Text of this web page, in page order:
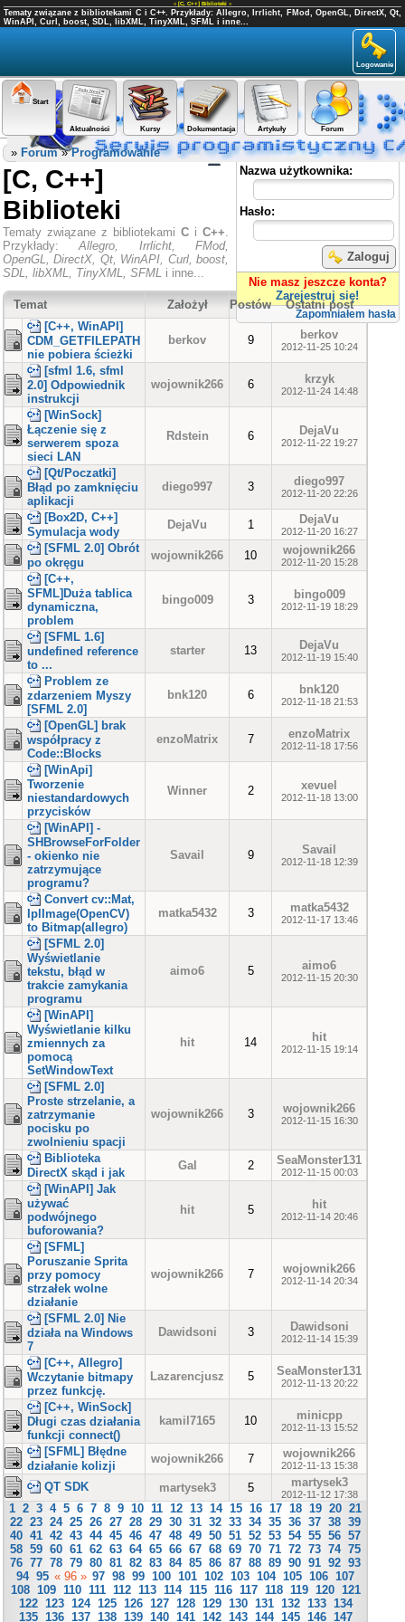
« [C, C++] Biblioteki »
Tematy związane z bibliotekami C i C++. Przykłady: Allegro, Irrlicht, FMod, OpenGL, DirectX, Qt,
WinAPI, Curl, boost, SDL, libXML, TinyXML, SFML i inne...
Logowanie
Start
Aktualności Kursy Dokumentacja Artykuły Forum
Panel użytkownika
Nazwa użytkownika:
Hasło:
Zaloguj
Nie masz jeszcze konta?
Zarejestruj się!
Zapomniałem hasła
» Forum»Programowanie
[C, C++]
Biblioteki
Tematy związane z bibliotekami C i C++.
Przykłady:Allegro, Irrlicht, FMod,
OpenGL, DirectX, Qt, WinAPI, Curl, boost,
SDL, libXML, TinyXML, SFML i inne...
Temat Założył Postów
Ostatni post
[C++, WinAPI]
CDM_GETFILEPATH
nie pobiera ścieżki
berkov 9 berkov
2012-11-25 10:24
[sfml 1.6, sfml
2.0] Odpowiednik
instrukcji
wojownik266 6 krzyk
2012-11-24 14:48
[WinSock]
Łączenie się z
serwerem spoza
sieci LAN
Rdstein 6 DejaVu
2012-11-22 19:27
[Qt/Poczatki]
Błąd po zamknięciu
aplikacji
diego997 3 diego997
2012-11-20 22:26
[Box2D, C++]
Symulacja wody
DejaVu 1 DejaVu
2012-11-20 16:27
[SFML 2.0] Obrót
po okręgu
wojownik266 10 wojownik266
2012-11-20 15:28
[C++,
SFML]Duża tablica
dynamiczna,
problem
bingo009 3 bingo009
2012-11-19 18:29
[SFML 1.6]
undefined reference
to ...
starter 13 DejaVu
2012-11-19 15:40
Problem ze
zdarzeniem Myszy
[SFML 2.0]
bnk120 6 bnk120
2012-11-18 21:53
[OpenGL] brak
współpracy z
Code::Blocks
enzoMatrix 7 enzoMatrix
2012-11-18 17:56
[WinApi]
Tworzenie
niestandardowych
przycisków
Winner 2 xevuel
2012-11-18 13:00
[WinAPI] -
SHBrowseForFolder
- okienko nie
zatrzymujące
programu?
Savail 9 Savail
2012-11-18 12:39
Convert cv::Mat,
IplImage(OpenCV)
to Bitmap(allegro)
matka5432 3 matka5432
2012-11-17 13:46
[SFML 2.0]
Wyświetlanie
tekstu, błąd w
trakcie zamykania
programu
aimo6 5 aimo6
2012-11-15 20:30
[WinAPI]
Wyświetlanie kilku
zmiennych za
pomocą
SetWindowText
hit 14 hit
2012-11-15 19:14
[SFML 2.0]
Proste strzelanie, a
zatrzymanie
pocisku po
zwolnieniu spacji
wojownik266 3 wojownik266
2012-11-15 16:30
Biblioteka
DirectX skąd i jak
Gal 2 SeaMonster131
2012-11-15 00:03
[WinAPI] Jak
używać
podwójnego
buforowania?
hit 5 hit
2012-11-14 20:46
[SFML]
Poruszanie Sprita
przy pomocy
strzałek wolne
działanie
wojownik266 7 wojownik266
2012-11-14 20:34
[SFML 2.0] Nie
działa na Windows
7
Dawidsoni 3 Dawidsoni
2012-11-14 15:39
[C++, Allegro]
Wczytanie bitmapy
przez funkcję.
Lazarencjusz 5 SeaMonster131
2012-11-13 20:22
[C++, WinSock]
Długi czas działania
funkcji connect()
kamil7165 10 minicpp
2012-11-13 15:52
[SFML] Błędne
działanie kolizji
wojownik266 7 wojownik266
2012-11-13 15:38
QT SDK martysek3 5 martysek3
2012-11-12 17:38
1 2 3 4 5 6 7 8 9 10 11 12 13 14 15 16 17 18 19 20 21
22 23 24 25 26 27 28 29 30 31 32 33 34 35 36 37 38 39
40 41 42 43 44 45 46 47 48 49 50 51 52 53 54 55 56 57
58 59 60 61 62 63 64 65 66 67 68 69 70 71 72 73 74 75
76 77 78 79 80 81 82 83 84 85 86 87 88 89 90 91 92 93
94 95 « 96 » 97 98 99 100 101 102 103 104 105 106 107
108 109 110 111 112 113 114 115 116 117 118 119 120 121
122 123 124 125 126 127 128 129 130 131 132 133 134
135 136 137 138 139 140 141 142 143 144 145 146 147